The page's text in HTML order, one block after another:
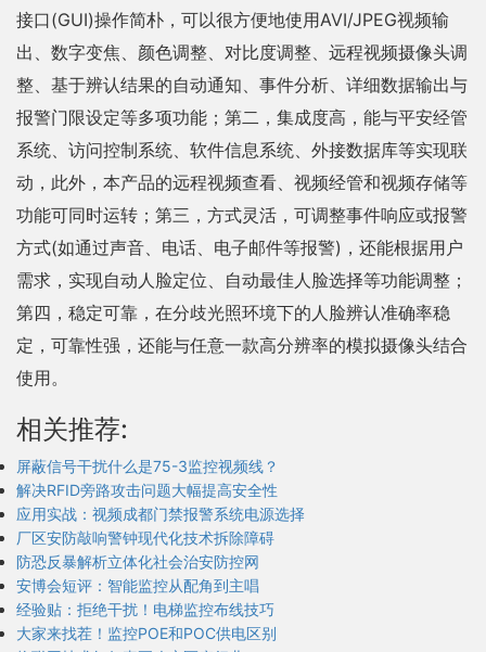
接口(GUI)操作简朴，可以很方便地使用AVI/JPEG视频输
出、数字变焦、颜色调整、对比度调整、远程视频摄像头调
整、基于辨认结果的自动通知、事件分析、详细数据输出与
报警门限设定等多项功能；第二，集成度高，能与平安经管
系统、访问控制系统、软件信息系统、外接数据库等实现联
动，此外，本产品的远程视频查看、视频经管和视频存储等
功能可同时运转；第三，方式灵活，可调整事件响应或报警
方式(如通过声音、电话、电子邮件等报警)，还能根据用户
需求，实现自动人脸定位、自动最佳人脸选择等功能调整；
第四，稳定可靠，在分歧光照环境下的人脸辨认准确率稳
定，可靠性强，还能与任意一款高分辨率的模拟摄像头结合
使用。
相关推荐:
屏蔽信号干扰什么是75-3监控视频线？
解决RFID旁路攻击问题大幅提高安全性
应用实战：视频成都门禁报警系统电源选择
厂区安防敲响警钟现代化技术拆除障碍
防恐反暴解析立体化社会治安防控网
安博会短评：智能监控从配角到主唱
经验贴：拒绝干扰！电梯监控布线技巧
大家来找茬！监控POE和POC供电区别